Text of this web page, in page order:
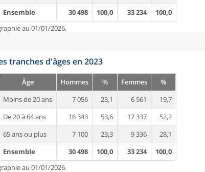
Ensemble
30 498 100,0 33 234
100,0
au 01/01/2026.
tranches d'âges en 2023
Âge Hommes % Femmes
%
Moins de 20 ans
7 056 23,1 6 561
19,7
De 20 à 64 ans
16 343 53,6 17 337
52,2
65 ans ou plus
7 100 23,3 9 336
28,1
Ensemble
30 498 100,0 33 234
100,0
au 01/01/2026.